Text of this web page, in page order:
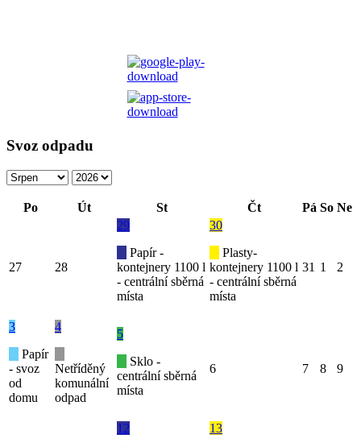
Svoz odpadu
Po Út St Čt Pá So Ne
27 28
29
Papír -
kontejnery 1100 l
- centrální sběrná
místa
30
Plasty-
kontejnery 1100 l
- centrální sběrná
místa
31 1 2
3
Papír
- svoz
od
domu
4
Netříděný
komunální
odpad
5
Sklo -
centrální sběrná
místa
6 7 8 9
12
13